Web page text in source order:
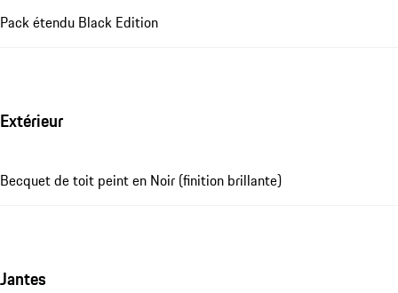
Pack étendu Black Edition
Extérieur
Becquet de toit peint en Noir (finition brillante)
Jantes